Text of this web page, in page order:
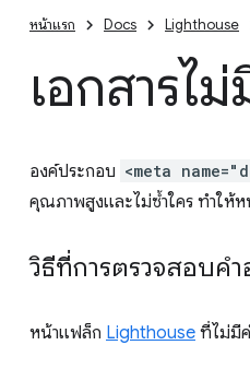
หน้าแรก Docs Lighthouse
เอกสารไ
องค์ประกอบ <meta
คุณภาพสูงและไม่ซ้ำใคร ทำให้ห
วิธีที่การตรวจสอบค
หน้าแฟล็ก Lighthouse ที่ไม่มีค